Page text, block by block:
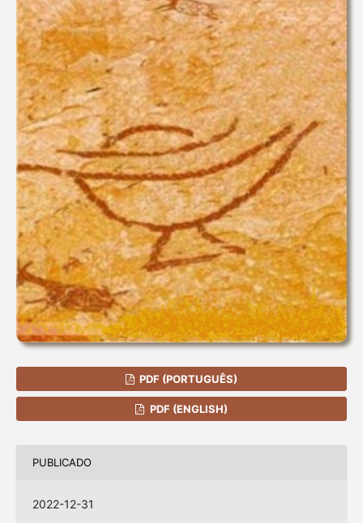
PDF (PORTUGUÊS)
PDF (ENGLISH)
PUBLICADO
2022-12-31